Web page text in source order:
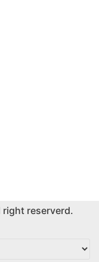
right reserverd.